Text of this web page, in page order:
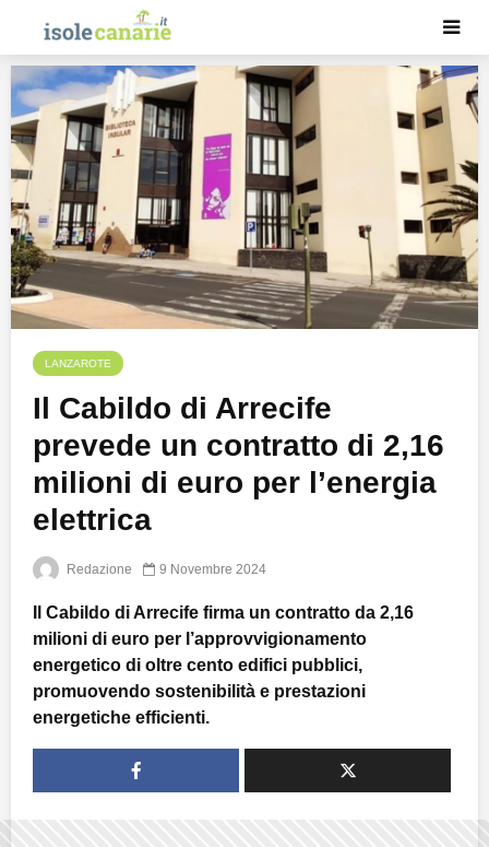
LANZAROTE
Il Cabildo di Arrecife
prevede un contratto di 2,16
milioni di euro per l’energia
elettrica
Redazione 9 Novembre 2024
Il Cabildo di Arrecife firma un contratto da 2,16
milioni di euro per l’approvvigionamento
energetico di oltre cento edifici pubblici,
promuovendo sostenibilità e prestazioni
energetiche efficienti.